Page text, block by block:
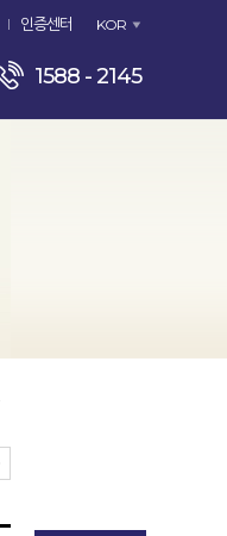
인증센터 KOR
1588 - 2145